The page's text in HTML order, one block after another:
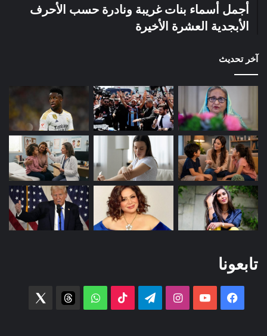
أجمل أسماء بنات غريبة ونادرة حسب الأحرف
الأبجدية العشرة الأخيرة
آخر تحديث
تابعونا
فيسبوك ‫YouTubeانستقرامتيلقرام ‫TikTok واتساب threads